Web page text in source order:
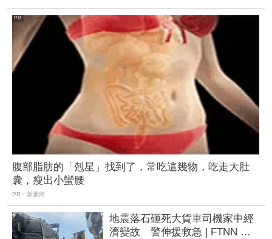
腹部脂肪的「剋星」找到了，常吃這幾物，吃走大肚
囊，瘦出小蠻腰
PR・新素簡
地震落石砸死大貨車司機家中經
濟變故 警伸援救急 | FTNN 新